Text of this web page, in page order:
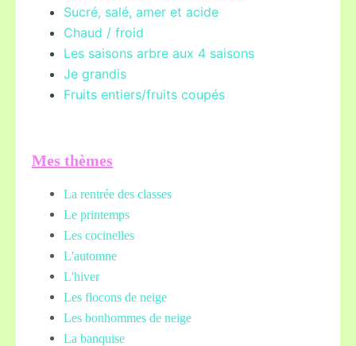
Sucré, salé, amer et acide
Chaud / froid
Les saisons arbre aux 4 saisons
Je grandis
Fruits entiers/fruits coupés
Mes thèmes
La rentrée des classes
Le printemps
Les cocinelles
L'automne
L'hiver
Les flocons de neige
Les bonhommes de neige
La banquise